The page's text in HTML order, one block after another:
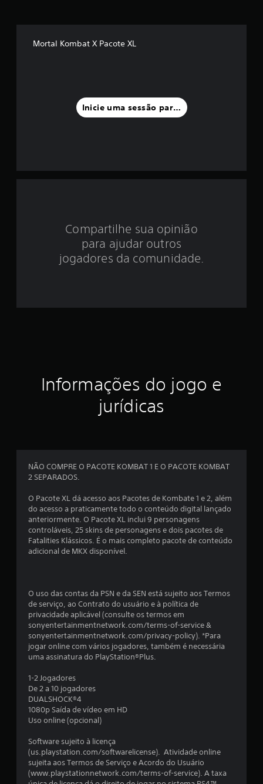
é
d
e
s
e
m
u
m
l
0
0
Mortal Kombat X Pacote XL
Inicie uma sessão para classificar
Compartilhe sua opinião
para ajudar outros
jogadores da comunidade.
Informações do jogo e
jurídicas
NÃO COMPRE O PACOTE KOMBAT 1 E O PACOTE KOMBAT
2 SEPARADOS.
O Pacote XL dá acesso aos Pacotes de Kombate 1 e 2, além
do acesso a praticamente todo o conteúdo digital lançado
anteriormente. O Pacote XL inclui 9 personagens
controláveis, 25 skins de personagens e dois pacotes de
Fatalities Klássicos. É o mais completo pacote de conteúdo
adicional de MKX disponível.
O uso das contas da PSN e da SEN está sujeito aos Termos
de serviço, ao Contrato do usuário e à política de
privacidade aplicável (consulte os termos em
sonyentertainmentnetwork.com/terms-of-service &
sonyentertainmentnetwork.com/privacy-policy). *Para
jogar online com vários jogadores, também é necessária
uma assinatura do PlayStation®Plus.
1-2 Jogadores
De 2 a 10 jogadores
DUALSHOCK®4
1080p Saída de vídeo em HD
Uso online (opcional)
Software sujeito à licença
(us.playstation.com/softwarelicense). Atividade online
sujeita aos Termos de Serviço e Acordo do Usuário
(www.playstationnetwork.com/terms-of-service). A taxa